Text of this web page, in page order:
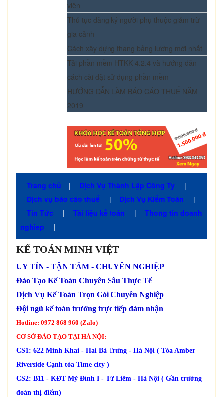
viên
Thủ tục đăng ký người phụ thuộc giảm trừ
gia cảnh
Cách xây dựng thang bảng lương mới nhất
Tải phần mềm HTKK 4.2.4 và hướng dẫn
cách cài đặt sử dụng phần mềm
HƯỚNG DẪN LÀM BÁO CÁO THUẾ NĂM
2019
Trang chủ | Dịch Vụ Thành Lập Công Ty
|
Dịch vụ báo cáo thuế
| Dịch Vụ Kiểm Toán
|
Tin Tức
| Tài liệu kế toán |
Thong tin doanh
nghiep
|
KẾ TOÁN MINH VIỆT
UY TÍN - TẬN TÂM - CHUYÊN NGHIỆP
Đào Tạo Kế Toán Chuyên Sâu Thực Tế
Dịch Vụ Kế Toán Trọn Gói Chuyên Nghiệp
Đội ngũ kế toán trưởng trực tiếp đảm nhận
Hotline: 0972 868 960 (Zalo)
CƠ SỞ ĐÀO TẠO TẠI HÀ NỘI:
CS1: 622 Minh Khai - Hai Bà Trưng - Hà Nội ( Tòa Amber
Riverside Cạnh tòa Time city )
CS2: B11 - KĐT Mỹ Đình I - Từ Liêm - Hà Nội ( Gần trường
đoàn thị điểm)